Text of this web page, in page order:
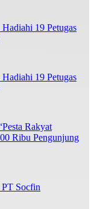
19 Petugas
19 Petugas
Rakyat
Ribu Pengunjung
Socfin